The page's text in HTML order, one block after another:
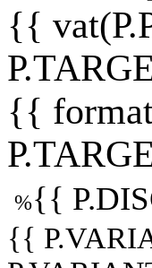
{{
{{
%{{
{{